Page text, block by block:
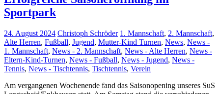
Sportpark
24. August 2024 Christoph Schröder 1. Mannschaft, 2. Mannschaft,
Alte Herren, Fußball, Jugend, Mutter-Kind Turnen, News, News -
1. Mannschaft, News - 2. Mannschaft, News - Alte Herren, News -
Eltern-Kind-Turnen, News - Fußball, News - Jugend, News -
Tennis, News - Tischtennis, Tischtennis, Verein
Am vergangenen Wochenende fand das Saisonopening unseres SuS